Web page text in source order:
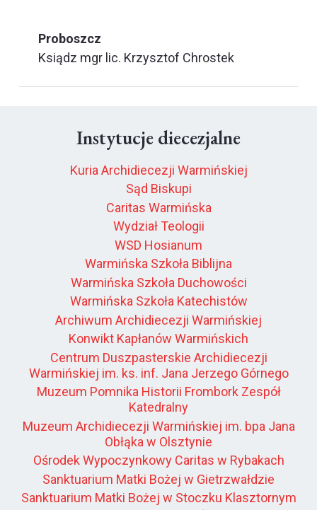
Proboszcz
Ksiądz mgr lic. Krzysztof Chrostek
Instytucje diecezjalne
Kuria Archidiecezji Warmińskiej
Sąd Biskupi
Caritas Warmińska
Wydział Teologii
WSD Hosianum
Warmińska Szkoła Biblijna
Warmińska Szkoła Duchowości
Warmińska Szkoła Katechistów
Archiwum Archidiecezji Warmińskiej
Konwikt Kapłanów Warmińskich
Centrum Duszpasterskie Archidiecezji
Warmińskiej im. ks. inf. Jana Jerzego Górnego
Muzeum Pomnika Historii Frombork Zespół
Katedralny
Muzeum Archidiecezji Warmińskiej im. bpa Jana
Obłąka w Olsztynie
Ośrodek Wypoczynkowy Caritas w Rybakach
Sanktuarium Matki Bożej w Gietrzwałdzie
Sanktuarium Matki Bożej w Stoczku Klasztornym